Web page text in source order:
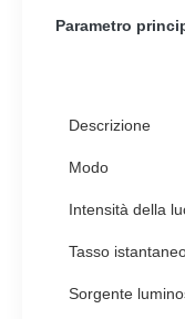
Parametro
Descrizione
Modo
Intensità della
Tasso
Sorgente